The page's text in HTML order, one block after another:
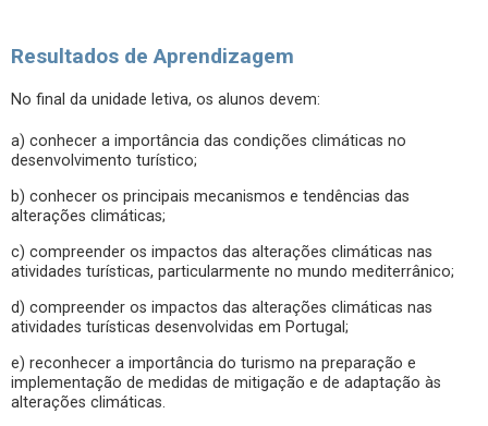
Resultados de Aprendizagem
No final da unidade letiva, os alunos devem:
a) conhecer a importância das condições climáticas no
desenvolvimento turístico;
b) conhecer os principais mecanismos e tendências das
alterações climáticas;
c) compreender os impactos das alterações climáticas nas
atividades turísticas, particularmente no mundo mediterrânico;
d) compreender os impactos das alterações climáticas nas
atividades turísticas desenvolvidas em Portugal;
e) reconhecer a importância do turismo na preparação e
implementação de medidas de mitigação e de adaptação às
alterações climáticas.